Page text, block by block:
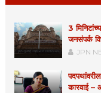
3
जनसंपर्क
JPN
कारवाई –